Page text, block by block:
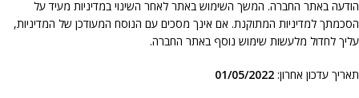
הודעה באתר החברה. המשך השימוש באתר לאחר השינוי במדיניות מעיד על
הסכמתך למדיניות המתוקנת. אם אינך מסכים עם הנוסח המעודכן של המדיניות,
עליך לחדול מלעשות שימוש נוסף באתר החברה.
תאריך עדכון אחרון: 01/05/2022